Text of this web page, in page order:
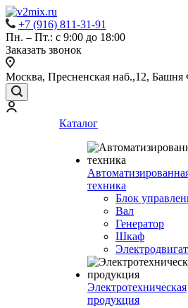
+7 (916) 811-31-91
Пн. – Пт.: с 9:00 до 18:00
Заказать звонок
Москва, Пресненская наб.,12, Башня
Каталог
техника
Блок
Вал
Генератор
Шкаф
Электротехническая
продукция